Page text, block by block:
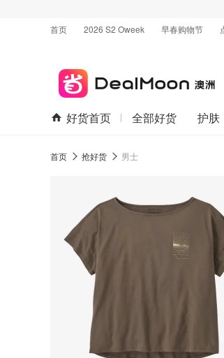
首页
2026 S2 Oweek 早春购物节
好货首页 全部好货 护肤
首页 抢好货 男士